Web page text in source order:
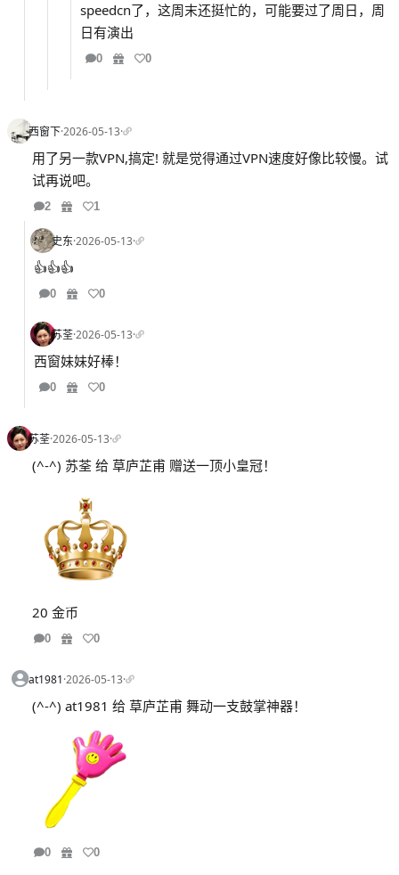
speedcn了，这周末还挺忙的，可能要过了周日，周
日有演出
0 0
西窗下·2026-05-13·
用了另一款VPN,搞定! 就是觉得通过VPN速度好像比较慢。试
试再说吧。
2 1
史东·2026-05-13·
👍👍👍
0 0
苏荃·2026-05-13·
西窗妹妹好棒！
0 0
苏荃·2026-05-13·
(^-^) 苏荃 给 草庐芷甫 赠送一顶小皇冠！
20 金币
0 0
at1981·2026-05-13·
(^-^) at1981 给 草庐芷甫 舞动一支鼓掌神器！
0 0